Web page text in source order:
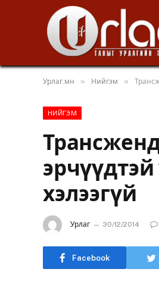
Урлаг.мн » Нийгэм »
НИЙГЭМ
хэлээгүй
Урлаг 30/12/2014
Facebook